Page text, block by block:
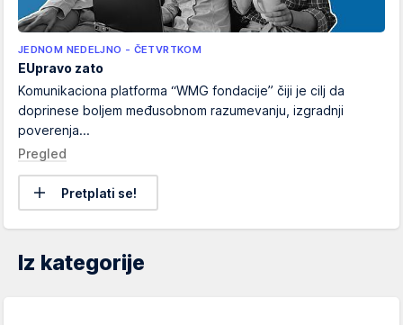
JEDNOM NEDELJNO - ČETVRTKOM
EUpravo zato
Komunikaciona platforma “WMG fondacije” čiji je cilj da
doprinese boljem međusobnom razumevanju, izgradnji
poverenja...
Pregled
Pretplati se!
Iz kategorije